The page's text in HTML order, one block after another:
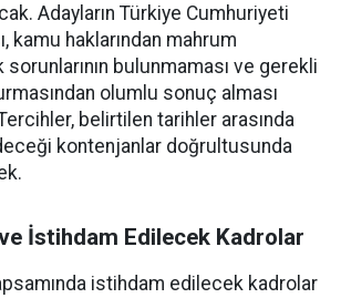
Adayların Türkiye Cumhuriyeti
kamu haklarından mahrum
sorunlarının bulunmaması ve gerekli
olumlu sonuç alması
belirtilen tarihler arasında
kontenjanlar doğrultusunda
İstihdam Edilecek Kadrolar
istihdam edilecek kadrolar